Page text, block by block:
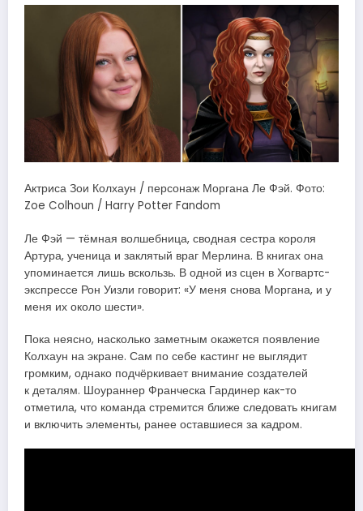
Актриса Зои Колхаун / персонаж Моргана Ле Фэй. Фото:
Zoe Colhoun / Harry Potter Fandom
Ле Фэй — тёмная волшебница, сводная сестра короля
Артура, ученица и заклятый враг Мерлина. В книгах она
упоминается лишь вскользь. В одной из сцен в Хогвартс-
экспрессе Рон Уизли говорит: «У меня снова Моргана, и у
меня их около шести».
Пока неясно, насколько заметным окажется появление
Колхаун на экране. Сам по себе кастинг не выглядит
громким, однако подчёркивает внимание создателей
к деталям. Шоураннер Франческа Гардинер как-то
отметила, что команда стремится ближе следовать книгам
и включить элементы, ранее оставшиеся за кадром.